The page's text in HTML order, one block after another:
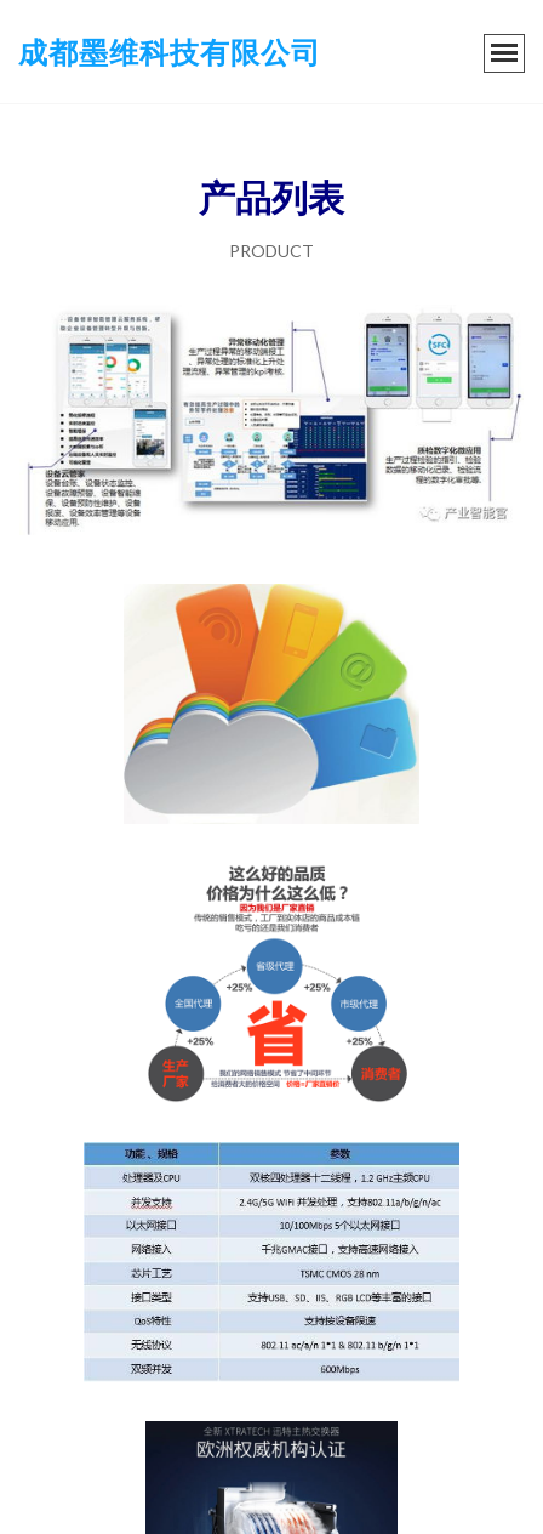
成都墨维科技有限公司
产品列表
PRODUCT